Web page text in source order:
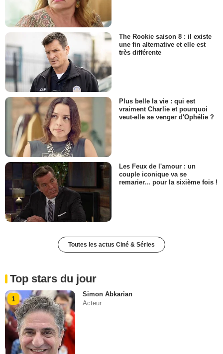
The Rookie saison 8 : il existe
une fin alternative et elle est
très différente
Plus belle la vie : qui est
vraiment Charlie et pourquoi
veut-elle se venger d'Ophélie ?
Les Feux de l'amour : un
couple iconique va se
remarier... pour la sixième fois !
Toutes les actus Ciné & Séries
Top stars du jour
1
Simon Abkarian
Acteur